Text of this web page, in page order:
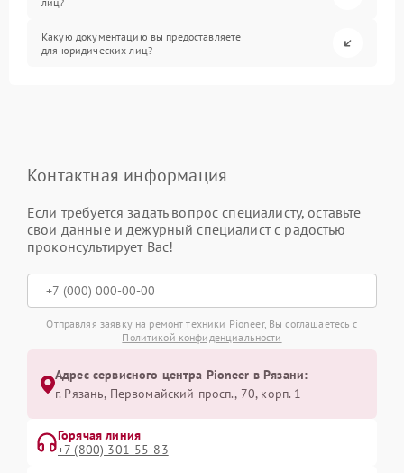
Какую документацию вы предоставляете
для юридических лиц?
Контактная информация
Если требуется задать вопрос специалисту, оставьте
свои данные и дежурный специалист с радостью
проконсультирует Вас!
Отправляя заявку на ремонт техники Pioneer, Вы соглашаетесь с
Политикой конфиденциальности
Адрес сервисного центра Pioneer в Рязани:
г. Рязань, Первомайский просп., 70, корп. 1
Горячая линия
+7 (800) 301-55-83